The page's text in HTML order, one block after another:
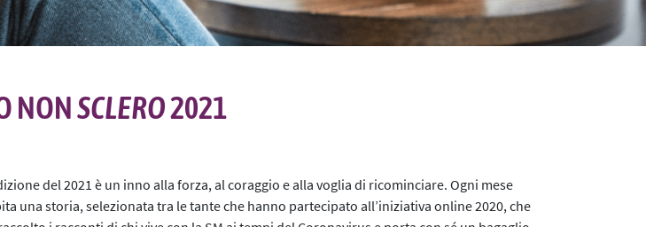
NONSCLERO2021
del 2021 è un inno alla forza, al coraggio e alla voglia di ricominciare. Ogni mese
una storia, selezionata tra le tante che hanno partecipato all’iniziativa online 2020, che